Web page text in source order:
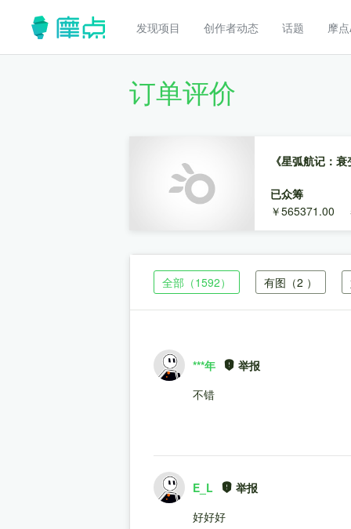
发现项目 创作者动态 话题 摩
订单评价
《星弧航记：
已众筹
￥565371.00
全部 （1592） 有图 （2 ）
***年
举报
不错
E_L
举报
好好好